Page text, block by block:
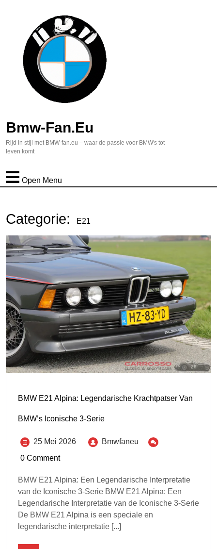
Bmw-Fan.eu
Rijd in stijl met BMW-fan.eu – waar de passie voor BMW's tot
leven komt
Open Menu
Categorie: E21
BMW E21 Alpina: Legendarische Krachtpatser Van
BMW’s Iconische 3-Serie
25 Mei 2026
Bmwfaneu
0 Comment
BMW E21 Alpina: Een Legendarische Interpretatie
van de Iconische 3-Serie BMW E21 Alpina: Een
Legendarische Interpretatie van de Iconische 3-Serie
De BMW E21 Alpina is een speciale en
legendarische interpretatie [...]